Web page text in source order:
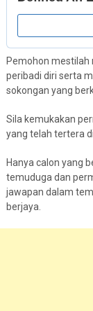
Pemohon
peribadi diri serta
sokongan yang
Sila kemukakan
yang telah tertera
Hanya calon yang
temuduga dan
jawapan dalam
berjaya.